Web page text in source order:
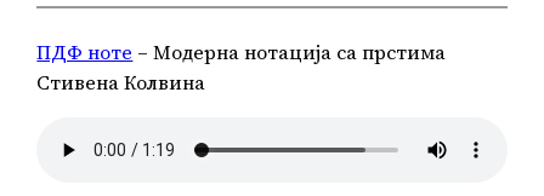
ПДФ ноте – Модерна нотација са прстима
Стивена Колвина